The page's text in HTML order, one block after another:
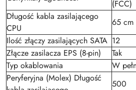
(FCC)
Długość kabla zasilającego
CPU
65 cm
Ilość złączy zasilających SATA 12
Złącze zasilacza EPS (8-pin)
Tak
Typ okablowania
W
Peryferyjna (Molex) Długość
500